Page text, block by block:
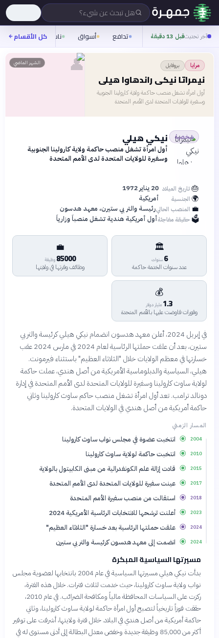
هل تبحث عن شيء؟
آخر تحديثقبل 13 دقيقة تدافع أسواق ناس روح
كل الأقسام
مرايا بروفايل
نيمراتا نيكي راندهاوا هيلي
أول امرأة تشغل منصب حاكمة ولاية كارولينا الجنوبية
وسفيرة للولايات المتحدة لدى الأمم المتحدة
الشهر الماضي 👤
شخصية نيكي هيلي
أول امرأة تشغل منصب حاكمة ولاية كارولينا الجنوبية
وسفيرة للولايات المتحدة لدى الأمم المتحدة
🎂تاريخ الميلاد 20 يناير 1972
🌍 الجنسية أمريكية
💼 المنصب الحاليرئيسة والتر بي ستيرن، معهد هدسون
🗳️ حقيقة مفاجئةأول أمريكية هندية تشغل منصباً وزارياً
🏛️
6 سنوات
عدد سنوات الخدمة حاكمة
💼
85000 وظيفة
وظائف وفرتها في ولايتها
💰
1.3 مليار دولار
وفورات فاوضت عليها بالأمم المتحدة
في إبريل 2024، أعلن معهد هدسون انضمام نيكي هيلي كرئيسة والتر بي
ستيرن، بعد أن علقت حملتها الرئاسية لعام 2024 في مارس 2024 عقب
خسارتها في معظم الولايات خلال "الثلاثاء العظيم" باستثناء فيرمونت.
هيلي، السياسية والدبلوماسية الأمريكية من أصل هندي، عملت حاكمة
لولاية ساوث كارولينا وسفيرة للولايات المتحدة لدى الأمم المتحدة في إدارة
دونالد ترامب. تعد أول امرأة تشغل منصب حاكم ساوث كارولينا وثاني
حاكمة أمريكية من أصل هندي في الولايات المتحدة.
المسار الزمني
2004 انتخبت عضوة في مجلس نواب ساوث كارولينا
2010 انتخبت حاكمة لولاية ساوث كارولينا
2015 قادت إزالة علم الكونفدرالية من مبنى الكابيتول بالولاية
2017 عينت سفيرة للولايات المتحدة لدى الأمم المتحدة
2018 استقالت من منصب سفيرة الأمم المتحدة
2023 أعلنت ترشحها للانتخابات الرئاسية الأمريكية 2024
2024 علقت حملتها الرئاسية بعد خسارة "الثلاثاء العظيم"
2024 انضمت إلى معهد هدسون كرئيسة والتر بي ستيرن
مسيرتها السياسية المبكرة
بدأت نيكي هيلي مسيرتها السياسية في عام 2004 بانتخابها لعضوية مجلس
نواب ولاية ساوث كارولينا، حيث خدمت لثلاث فترات. خلال هذه الفترة،
ركزت على السياسات المحافظة مالياً ومكافحة الضرائب. في عام 2010،
حققت فوزاً تاريخياً لتصبح أول امرأة حاكمة لولاية ساوث كارولينا، وثاني
حاكمة أمريكية من أصل هندي في البلاد. خلال فترة ولايتها، أشرفت على توفير
أكثر من 85,000 وظيفة جديدة وخفض معدل البطالة إلى أدنى مستوى له في